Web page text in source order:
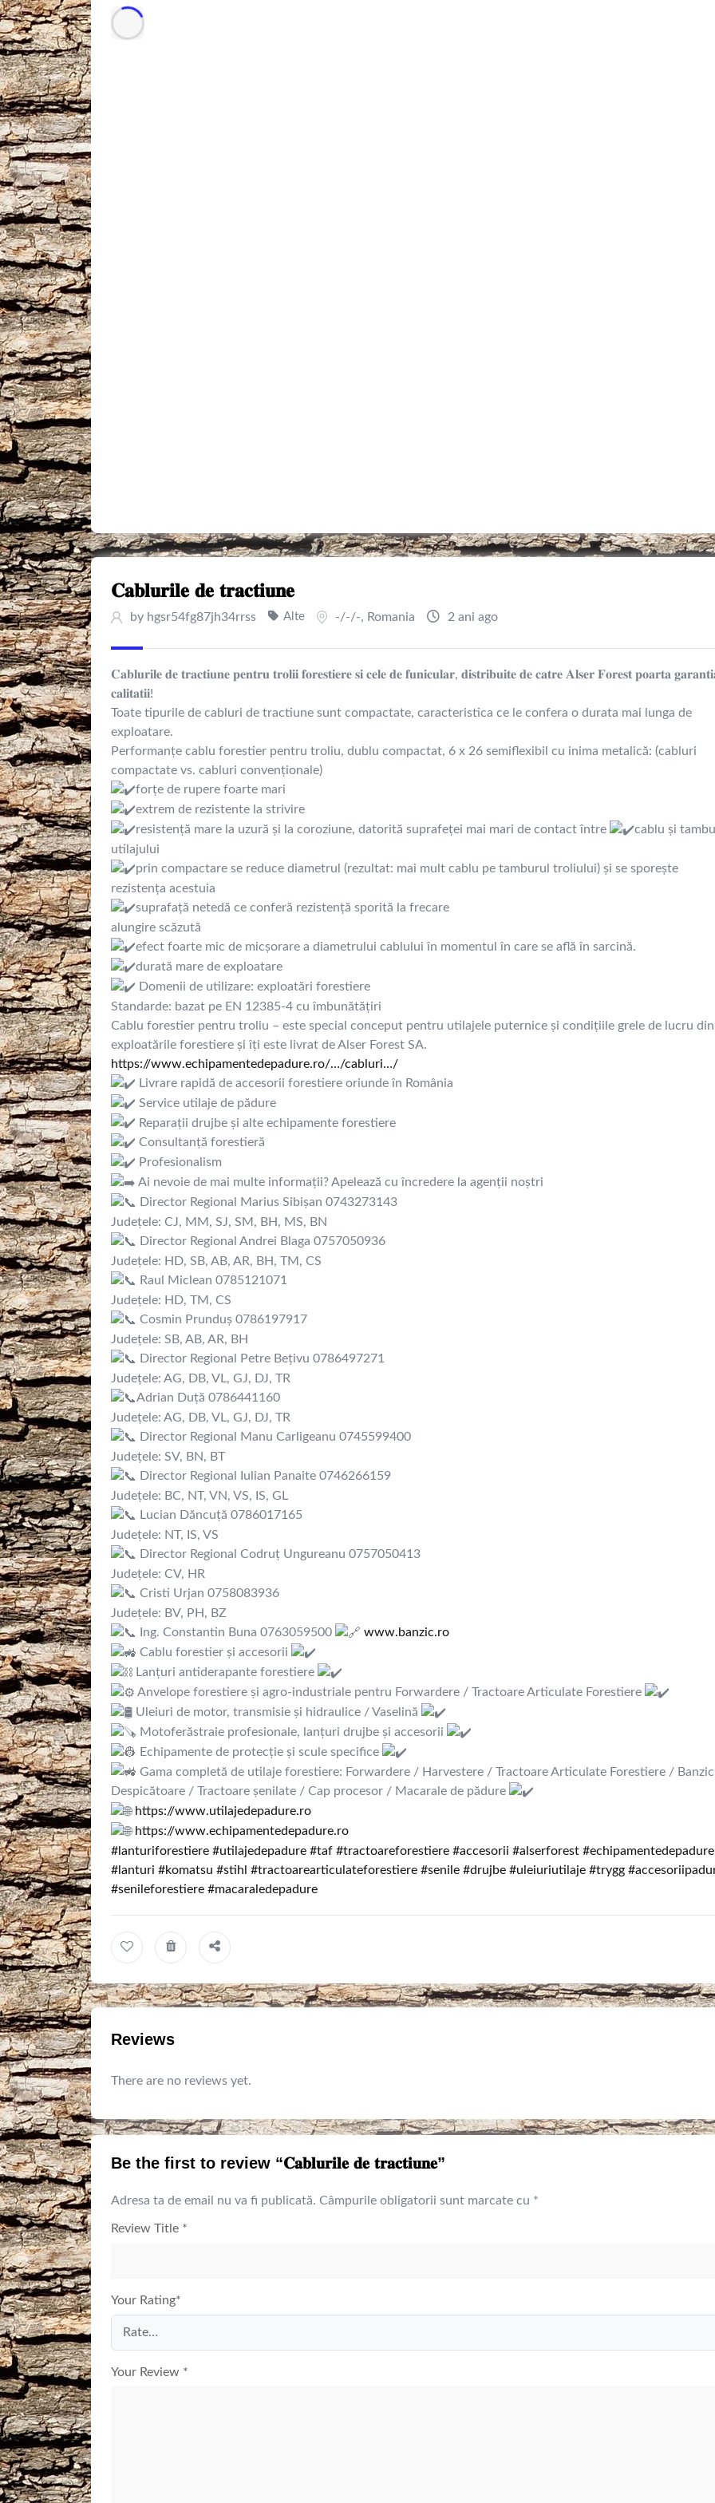
𝐂𝐚𝐛𝐥𝐮𝐫𝐢𝐥𝐞 𝐝𝐞 𝐭𝐫𝐚𝐜𝐭𝐢𝐮𝐧𝐞
by hgsr54fg87jh34rrss Alte -/-/-, Romania 2 ani ago
𝐂𝐚𝐛𝐥𝐮𝐫𝐢𝐥𝐞 𝐝𝐞 𝐭𝐫𝐚𝐜𝐭𝐢𝐮𝐧𝐞 𝐩𝐞𝐧𝐭𝐫𝐮 𝐭𝐫𝐨𝐥𝐢𝐢 𝐟𝐨𝐫𝐞𝐬𝐭𝐢𝐞𝐫𝐞 𝐬𝐢 𝐜𝐞𝐥𝐞 𝐝𝐞 𝐟𝐮𝐧𝐢𝐜𝐮𝐥𝐚𝐫, 𝐝𝐢𝐬𝐭𝐫𝐢𝐛𝐮𝐢𝐭𝐞 𝐝𝐞 𝐜𝐚𝐭𝐫𝐞 𝐀𝐥𝐬𝐞𝐫 𝐅𝐨𝐫𝐞𝐬𝐭 𝐩𝐨𝐚𝐫𝐭𝐚
𝐜𝐚𝐥𝐢𝐭𝐚𝐭𝐢𝐢!
Toate tipurile de cabluri de tractiune sunt compactate, caracteristica ce le confera o durata mai lunga de
exploatare.
Performanțe cablu forestier pentru troliu, dublu compactat, 6 x 26 semiflexibil cu inima metalică: (cabluri
compactate vs. cabluri convenționale)
forțe de rupere foarte mari
extrem de rezistente la strivire
resistență mare la uzură și la coroziune, datorită suprafeței mai mari de contact între
cablu și
utilajului
prin compactare se reduce diametrul (rezultat: mai mult cablu pe tamburul troliului) și se sporește
rezistența acestuia
suprafață netedă ce conferă rezistență sporită la frecare
alungire scăzută
efect foarte mic de micșorare a diametrului cablului în momentul în care se află în sarcină.
durată mare de exploatare
Domenii de utilizare: exploatări forestiere
Standarde: bazat pe EN 12385-4 cu îmbunătățiri
Cablu forestier pentru troliu – este special conceput pentru utilajele puternice și condițiile grele de lucru din
exploatările forestiere și îți este livrat de Alser Forest SA.
https://www.echipamentedepadure.ro/…/cabluri…/
Livrare rapidă de accesorii forestiere oriunde în România
Service utilaje de pădure
Reparații drujbe și alte echipamente forestiere
Consultanță forestieră
Profesionalism
Ai nevoie de mai multe informații? Apelează cu încredere la agenții noștri
Director Regional Marius Sibişan 0743273143
Județele: CJ, MM, SJ, SM, BH, MS, BN
Director Regional Andrei Blaga 0757050936
Județele: HD, SB, AB, AR, BH, TM, CS
Raul Miclean 0785121071
Județele: HD, TM, CS
Cosmin Prunduș 0786197917
Județele: SB, AB, AR, BH
Director Regional Petre Bețivu 0786497271
Județele: AG, DB, VL, GJ, DJ, TR
Adrian Duță 0786441160
Județele: AG, DB, VL, GJ, DJ, TR
Director Regional Manu Carligeanu 0745599400
Județele: SV, BN, BT
Director Regional Iulian Panaite 0746266159
Județele: BC, NT, VN, VS, IS, GL
Lucian Dăncuță 0786017165
Județele: NT, IS, VS
Director Regional Codruț Ungureanu 0757050413
Județele: CV, HR
Cristi Urjan 0758083936
Județele: BV, PH, BZ
Ing. Constantin Buna 0763059500
www.banzic.ro
Cablu forestier și accesorii
Lanțuri antiderapante forestiere
Anvelope forestiere și agro-industriale pentru Forwardere / Tractoare Articulate Forestiere
Uleiuri de motor, transmisie și hidraulice / Vaselină
Motoferăstraie profesionale, lanțuri drujbe și accesorii
Echipamente de protecție și scule specifice
Gama completă de utilaje forestiere: Forwardere / Harvestere / Tractoare Articulate Forestiere /
Despicătoare / Tractoare șenilate / Cap procesor / Macarale de pădure
https://www.utilajedepadure.ro
https://www.echipamentedepadure.ro
#lanturiforestiere #utilajedepadure #taf #tractoareforestiere #accesorii #alserforest #echipamentedepadure
#lanturi #komatsu #stihl #tractoarearticulateforestiere #senile #drujbe #uleiuriutilaje #trygg
#senileforestiere #macaraledepadure
Reviews
There are no reviews yet.
Be the first to review “𝐂𝐚𝐛𝐥𝐮𝐫𝐢𝐥𝐞 𝐝𝐞 𝐭𝐫𝐚𝐜𝐭𝐢𝐮𝐧𝐞”
Adresa ta de email nu va fi publicată. Câmpurile obligatorii sunt marcate cu *
Review Title *
Your Rating*
Your Review *